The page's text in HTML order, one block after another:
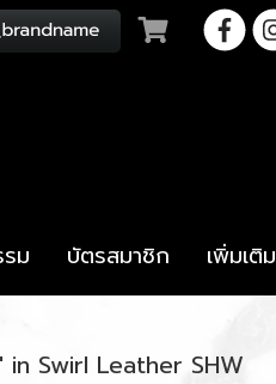
ม บัตรสมาชิก เพิ่มเติม
Swirl Leather SHW